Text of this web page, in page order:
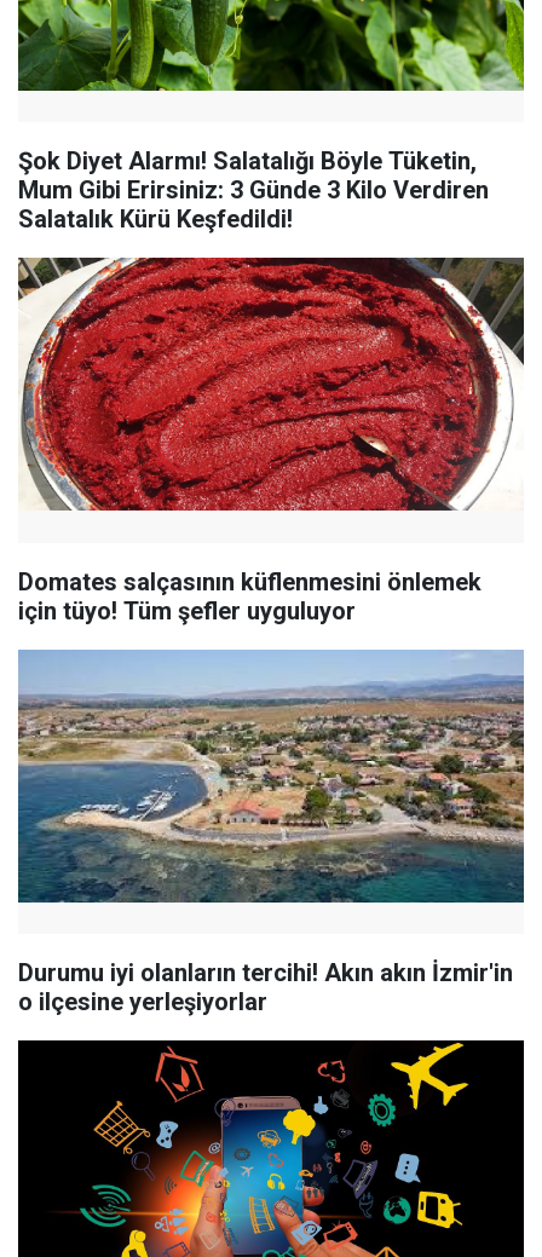
Şok Diyet Alarmı! Salatalığı Böyle Tüketin,
Mum Gibi Erirsiniz: 3 Günde 3 Kilo Verdiren
Salatalık Kürü Keşfedildi!
Domates salçasının küflenmesini önlemek
için tüyo! Tüm şefler uyguluyor
Durumu iyi olanların tercihi! Akın akın İzmir'in
o ilçesine yerleşiyorlar